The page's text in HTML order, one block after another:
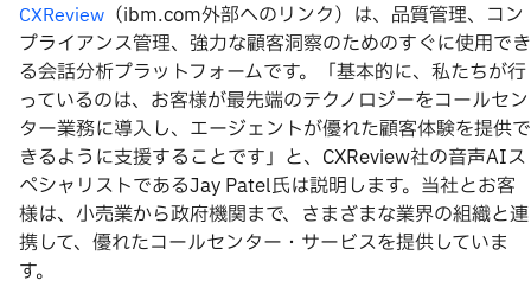
CXReview （ibm.com外部へのリンク）は、品質管理、コン
プライアンス管理、強力な顧客洞察のためのすぐに使用でき
る会話分析プラットフォームです。「基本的に、私たちが行
っているのは、お客様が最先端のテクノロジーをコールセン
ター業務に導入し、エージェントが優れた顧客体験を提供で
きるように支援することです」と、CXReview社の音声AIス
ペシャリストであるJay Patel氏は説明します。当社とお客
様は、小売業から政府機関まで、さまざまな業界の組織と連
携して、優れたコールセンター・サービスを提供していま
す。